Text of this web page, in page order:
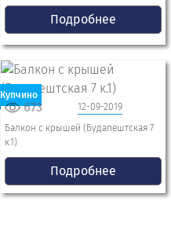
Подробнее
Купчино
12-09-2019
673
Балкон с крышей (Будапештская 7
к.1)
Подробнее